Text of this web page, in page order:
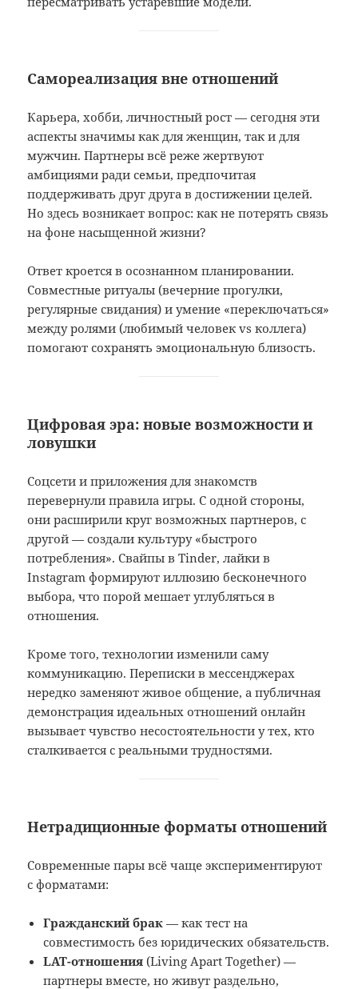
Самореализация вне отношений
Карьера, хобби, личностный рост — сегодня эти
аспекты значимы как для женщин, так и для
мужчин. Партнеры всё реже жертвуют
амбициями ради семьи, предпочитая
поддерживать друг друга в достижении целей.
Но здесь возникает вопрос: как не потерять связь
на фоне насыщенной жизни?
Ответ кроется в осознанном планировании.
Совместные ритуалы (вечерние прогулки,
регулярные свидания) и умение «переключаться»
между ролями (любимый человек vs коллега)
помогают сохранять эмоциональную близость.
Цифровая эра: новые возможности и
ловушки
Соцсети и приложения для знакомств
перевернули правила игры. С одной стороны,
они расширили круг возможных партнеров, с
другой — создали культуру «быстрого
потребления». Свайпы в Tinder, лайки в
Instagram формируют иллюзию бесконечного
выбора, что порой мешает углубляться в
отношения.
Кроме того, технологии изменили саму
коммуникацию. Переписки в мессенджерах
нередко заменяют живое общение, а публичная
демонстрация идеальных отношений онлайн
вызывает чувство несостоятельности у тех, кто
сталкивается с реальными трудностями.
Нетрадиционные форматы отношений
Современные пары всё чаще экспериментируют
с форматами:
Гражданский брак — как тест на
совместимость без юридических обязательств.
LAT-отношения (Living Apart Together) —
партнеры вместе, но живут раздельно,